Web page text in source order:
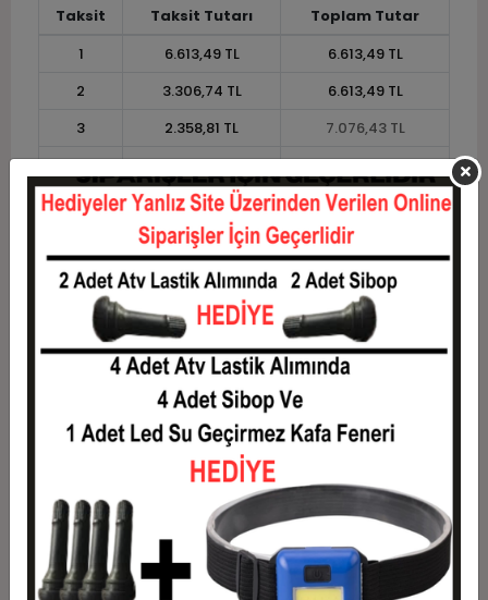
Taksit Taksit Tutarı
Toplam Tutar
1
6.613,49 TL
6.613,49 TL
2
3.306,74 TL
6.613,49 TL
3
2.358,81 TL
7.076,43 TL
4
1.802,18 TL
7.208,70 TL
5
1.468,19 TL
7.340,97 TL
1.245,54 TL
7.473,24 TL
7
1.086,50 TL
7.605,51 TL
967,22 TL
7.737,78 TL
9
874,45 TL
7.870,05 TL
800,23 TL
11
733,50 TL
8.068,46 TL
683,39 TL
Taksit Taksit Tutarı
Toplam Tutar